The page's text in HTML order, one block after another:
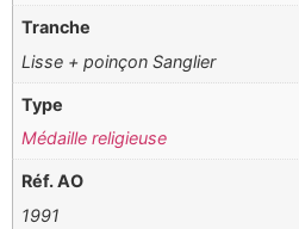
Tranche
Lisse + poinçon Sanglier
Type
Médaille religieuse
Réf. AO
1991